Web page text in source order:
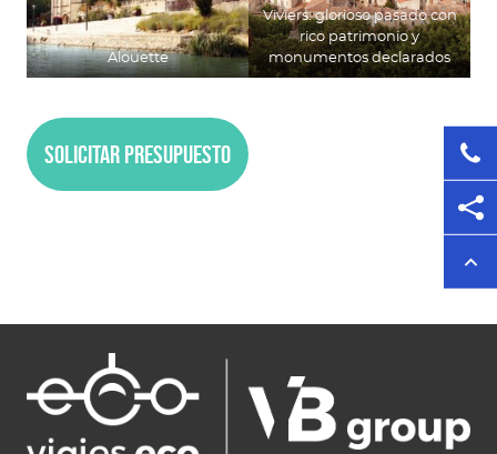
Alouette
Viviers: glorioso pasado con
rico patrimonio y
monumentos declarados
Solicitar presupuesto